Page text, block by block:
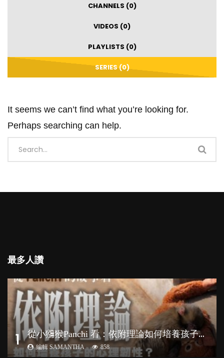
CHANNELS (0)
VIDEOS (0)
PLAYLISTS (0)
SERIES (0)
It seems we can’t find what you’re looking for.
Perhaps searching can help.
最多人讚
1 從
小獼猴Panchi 看：依附理論如何培養孩子心理韌性？
編輯 SAMANTHA 858